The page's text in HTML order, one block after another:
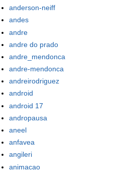
anderson-neiff
andes
andre
andre do prado
andre_mendonca
andre-mendonca
andreirodriguez
android
android 17
andropausa
aneel
anfavea
angileri
animacao